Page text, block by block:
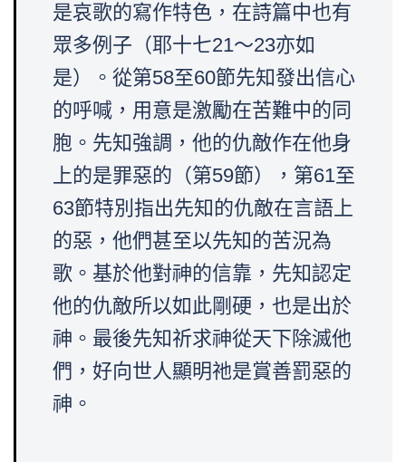
是哀歌的寫作特色，在詩篇中也有
眾多例子（耶十七21～23亦如
是）。從第58至60節先知發出信心
的呼喊，用意是激勵在苦難中的同
胞。先知強調，他的仇敵作在他身
上的是罪惡的（第59節），第61至
63節特別指出先知的仇敵在言語上
的惡，他們甚至以先知的苦況為
歌。基於他對神的信靠，先知認定
他的仇敵所以如此剛硬，也是出於
神。最後先知祈求神從天下除滅他
們，好向世人顯明祂是賞善罰惡的
神。